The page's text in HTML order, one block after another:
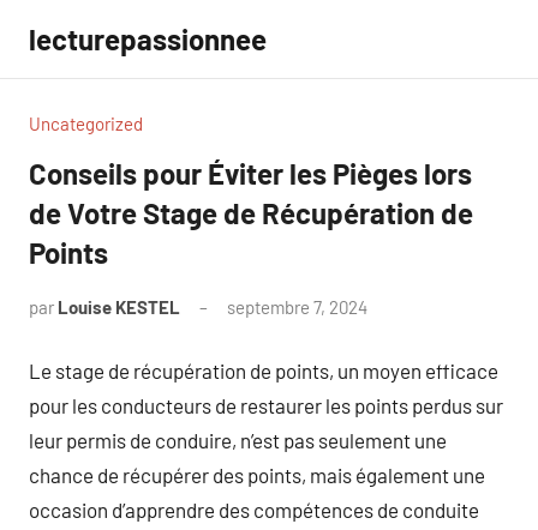
contenu
lecturepassionnee
Uncategorized
Conseils pour Éviter les Pièges lors
de Votre Stage de Récupération de
Points
par Louise KESTEL septembre 7, 2024
Le stage de récupération de points, un moyen efficace
pour les conducteurs de restaurer les points perdus sur
leur permis de conduire, n’est pas seulement une
chance de récupérer des points, mais également une
occasion d’apprendre des compétences de conduite